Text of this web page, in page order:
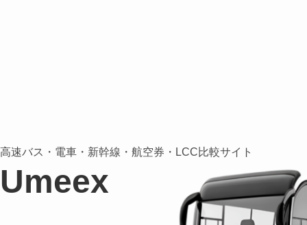
高速バス・電車・新幹線・航空券・LCC比較サイト
Umeex